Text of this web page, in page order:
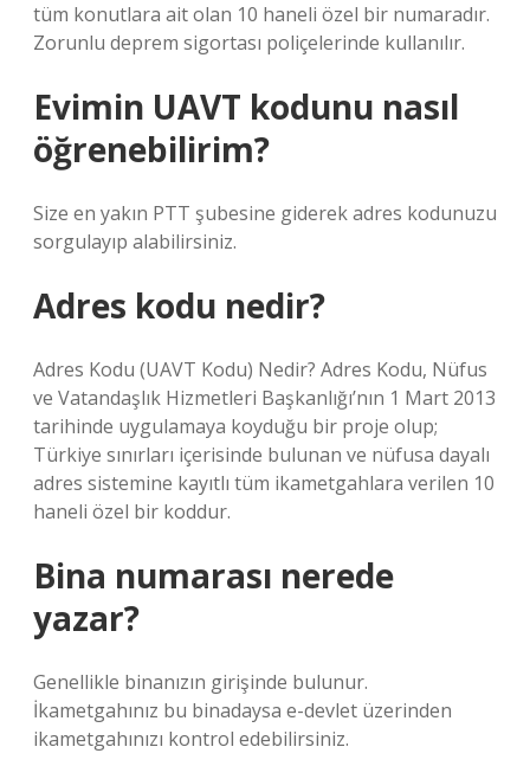
tüm konutlara ait olan 10 haneli özel bir numaradır.
Zorunlu deprem sigortası poliçelerinde kullanılır.
Evimin UAVT kodunu nasıl
öğrenebilirim?
Size en yakın PTT şubesine giderek adres kodunuzu
sorgulayıp alabilirsiniz.
Adres kodu nedir?
Adres Kodu (UAVT Kodu) Nedir? Adres Kodu, Nüfus
ve Vatandaşlık Hizmetleri Başkanlığı’nın 1 Mart 2013
tarihinde uygulamaya koyduğu bir proje olup;
Türkiye sınırları içerisinde bulunan ve nüfusa dayalı
adres sistemine kayıtlı tüm ikametgahlara verilen 10
haneli özel bir koddur.
Bina numarası nerede
yazar?
Genellikle binanızın girişinde bulunur.
İkametgahınız bu binadaysa e-devlet üzerinden
ikametgahınızı kontrol edebilirsiniz.